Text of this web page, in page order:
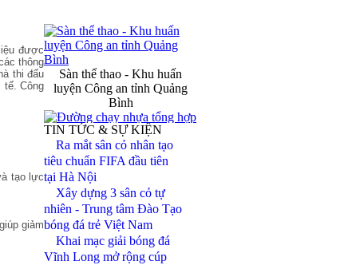
được
thông
thi đấu
tế. Công
tạo lực
giảm
Sàn thể thao - Khu huấn
luyện Công an tỉnh Quảng
Bình
Đường chạy nhựa tổng hợp -
Trường NKTDTT Nguyễn
Đèn chiếu sáng sân vận động
FiFa
TIN TỨC & SỰ KIỆN
Ra mắt sân cỏ nhân tạo
tiêu chuẩn FIFA đầu tiên
tại Hà Nội
Xây dựng 3 sân cỏ tự
nhiên - Trung tâm Đào Tạo
bóng đá trẻ Việt Nam
Khai mạc giải bóng đá
Vĩnh Long mở rộng cúp